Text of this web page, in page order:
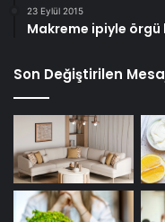
23 Eylül 2015
Makreme ipiyle örgü
Son Değiştirilen